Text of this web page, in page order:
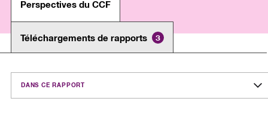
Perspectives du CCF
Téléchargements de rapports 3
DANS CE RAPPORT